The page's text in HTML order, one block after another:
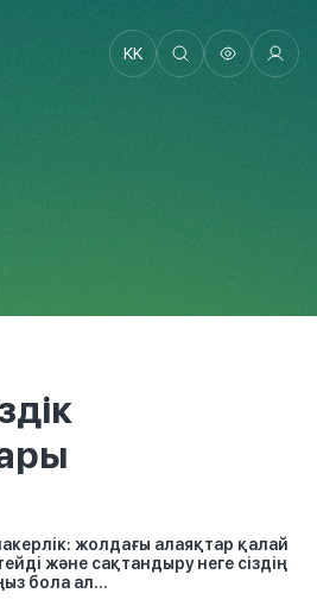
KK
жолдағы алаяқтар қалай
және сақтандыру неге сіздің
бола ал...